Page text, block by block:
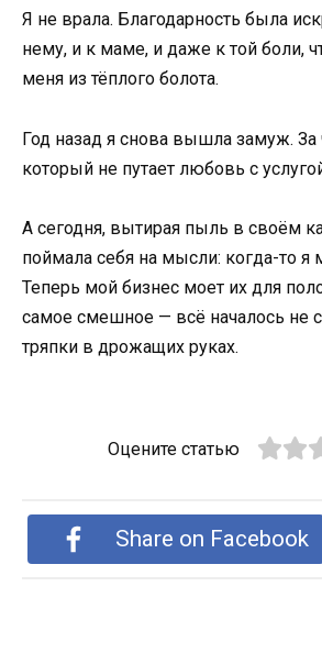
Я не врала. Благодарность была
нему, и к маме, и даже к той боли,
меня из тёплого болота.
Год назад я снова вышла замуж. За
который не путает любовь с
А сегодня, вытирая пыль в своём
поймала себя на мысли: когда-то
Теперь мой бизнес моет их для
самое смешное — всё началось не
тряпки в дрожащих руках.
Оцените статью
Share on Facebook